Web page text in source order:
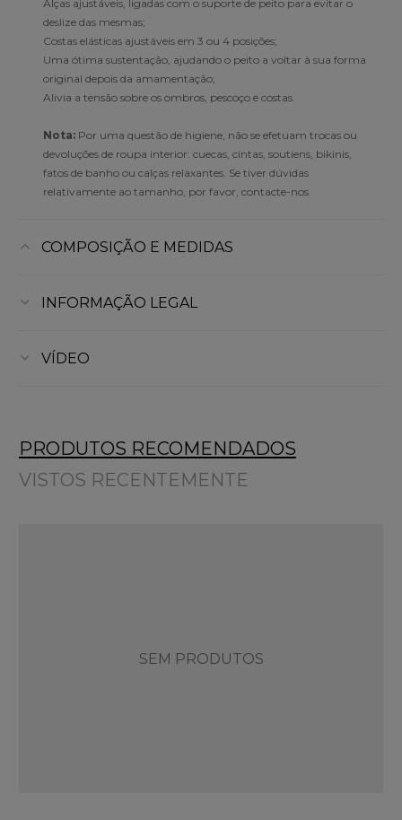
Alças ajustáveis, ligadas com o suporte de peito para evitar o
deslize das mesmas;
Costas elásticas ajustáveis em 3 ou 4 posições;
Uma ótima sustentação, ajudando o peito a voltar à sua forma
original depois da amamentação;
Alivia a tensão sobre os ombros, pescoço e costas.
Nota: Por uma questão de higiene, não se efetuam trocas ou
devoluções de roupa interior: cuecas, cintas, soutiens, bikinis,
fatos de banho ou calças relaxantes. Se tiver dúvidas
relativamente ao tamanho, por favor, contacte-nos
COMPOSIÇÃO E MEDIDAS
INFORMAÇÃO LEGAL
VÍDEO
PRODUTOS RECOMENDADOS
VISTOS RECENTEMENTE
SEM PRODUTOS